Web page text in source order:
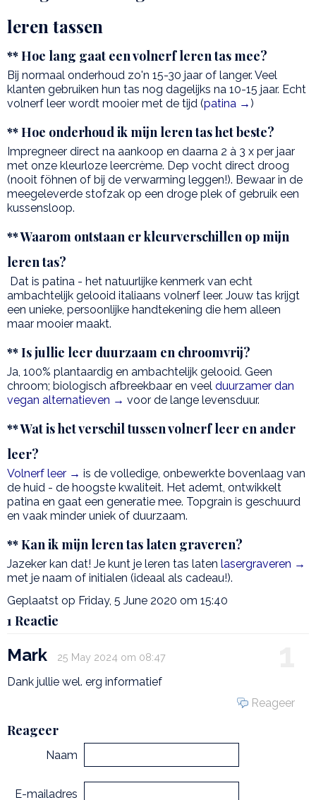
leren tassen
** Hoe lang gaat een volnerf leren tas mee?
Bij normaal onderhoud zo'n 15-30 jaar of langer. Veel
klanten gebruiken hun tas nog dagelijks na 10-15 jaar. Echt
volnerf leer wordt mooier met de tijd (patina → )
** Hoe onderhoud ik mijn leren tas het beste?
Impregneer direct na aankoop en daarna 2 à 3 x per jaar
met onze kleurloze leercrème. Dep vocht direct droog
(nooit föhnen of bij de verwarming leggen!). Bewaar in de
meegeleverde stofzak op een droge plek of gebruik een
kussensloop.
** Waarom ontstaan er kleurverschillen op mijn
leren tas?
Dat is patina - het natuurlijke kenmerk van echt
ambachtelijk gelooid italiaans volnerf leer. Jouw tas krijgt
een unieke, persoonlijke handtekening die hem alleen
maar mooier maakt.
** Is jullie leer duurzaam en chroomvrij?
Ja, 100% plantaardig en ambachtelijk gelooid. Geen
chroom; biologisch afbreekbaar en veel duurzamer dan
vegan alternatieven → voor de lange levensduur.
** Wat is het verschil tussen volnerf leer en ander
leer?
Volnerf leer → is de volledige, onbewerkte bovenlaag van
de huid - de hoogste kwaliteit. Het ademt, ontwikkelt
patina en gaat een generatie mee. Topgrain is geschuurd
en vaak minder uniek of duurzaam.
** Kan ik mijn leren tas laten graveren?
Jazeker kan dat! Je kunt je leren tas laten lasergraveren →
met je naam of initialen (ideaal als cadeau!).
Geplaatst op Friday, 5 June 2020 om 15:40
1 Reactie
Mark 25 May 2024 om 08:47
Dank jullie wel. erg informatief
Reageer
Reageer
Naam
E-mailadres